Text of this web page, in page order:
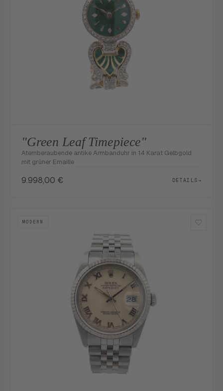
"Green Leaf Timepiece"
Atemberaubende antike Armbanduhr in 14 Karat Gelbgold
mit grüner Emaille
9.998,00 € DETAILS→
MODERN